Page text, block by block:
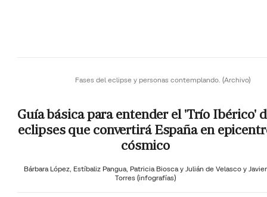
Fases del eclipse y personas contemplando. (Archivo)
Guía básica para entender el 'Trío Ibérico'
eclipses que convertirá España en
cósmico
Bárbara López, Estíbaliz Pangua, Patricia Biosca y Julián de Velasco y Javier
Torres (infografías)